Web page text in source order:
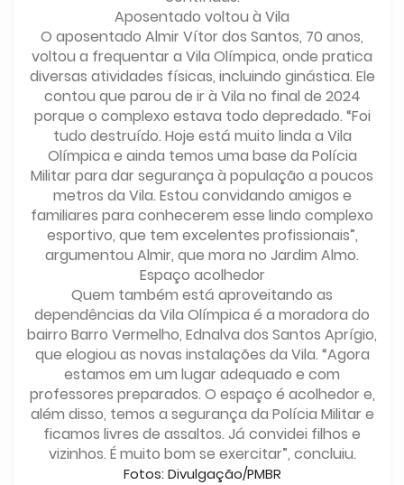
Aposentado voltou à Vila
O aposentado Almir Vítor dos Santos, 70 anos,
voltou a frequentar a Vila Olímpica, onde pratica
diversas atividades físicas, incluindo ginástica. Ele
contou que parou de ir à Vila no final de 2024
porque o complexo estava todo depredado. “Foi
tudo destruído. Hoje está muito linda a Vila
Olímpica e ainda temos uma base da Polícia
Militar para dar segurança à população a poucos
metros da Vila. Estou convidando amigos e
familiares para conhecerem esse lindo complexo
esportivo, que tem excelentes profissionais”,
argumentou Almir, que mora no Jardim Almo.
Espaço acolhedor
Quem também está aproveitando as
dependências da Vila Olímpica é a moradora do
bairro Barro Vermelho, Ednalva dos Santos Aprígio,
que elogiou as novas instalações da Vila. “Agora
estamos em um lugar adequado e com
professores preparados. O espaço é acolhedor e,
além disso, temos a segurança da Polícia Militar e
ficamos livres de assaltos. Já convidei filhos e
vizinhos. É muito bom se exercitar”, concluiu.
Fotos: Divulgação/PMBR